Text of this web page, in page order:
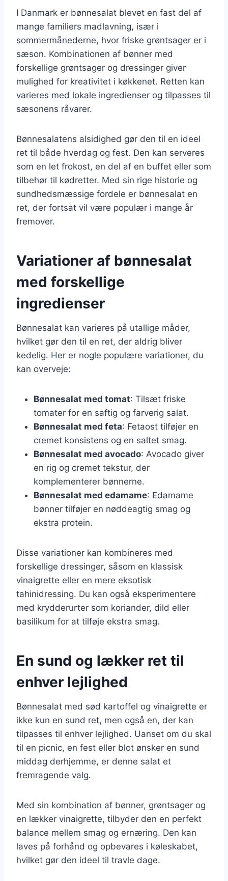
I Danmark er bønnesalat blevet en fast del af
mange familiers madlavning, især i
sommermånederne, hvor friske grøntsager er i
sæson. Kombinationen af bønner med
forskellige grøntsager og dressinger giver
mulighed for kreativitet i køkkenet. Retten kan
varieres med lokale ingredienser og tilpasses til
sæsonens råvarer.
Bønnesalatens alsidighed gør den til en ideel
ret til både hverdag og fest. Den kan serveres
som en let frokost, en del af en buffet eller som
tilbehør til kødretter. Med sin rige historie og
sundhedsmæssige fordele er bønnesalat en
ret, der fortsat vil være populær i mange år
fremover.
Variationer af bønnesalat
med forskellige
ingredienser
Bønnesalat kan varieres på utallige måder,
hvilket gør den til en ret, der aldrig bliver
kedelig. Her er nogle populære variationer, du
kan overveje:
Bønnesalat med tomat: Tilsæt friske
tomater for en saftig og farverig salat.
Bønnesalat med feta: Fetaost tilføjer en
cremet konsistens og en saltet smag.
Bønnesalat med avocado: Avocado giver
en rig og cremet tekstur, der
komplementerer bønnerne.
Bønnesalat med edamame: Edamame
bønner tilføjer en nøddeagtig smag og
ekstra protein.
Disse variationer kan kombineres med
forskellige dressinger, såsom en klassisk
vinaigrette eller en mere eksotisk
tahinidressing. Du kan også eksperimentere
med krydderurter som koriander, dild eller
basilikum for at tilføje ekstra smag.
En sund og lækker ret til
enhver lejlighed
Bønnesalat med sød kartoffel og vinaigrette er
ikke kun en sund ret, men også en, der kan
tilpasses til enhver lejlighed. Uanset om du skal
til en picnic, en fest eller blot ønsker en sund
middag derhjemme, er denne salat et
fremragende valg.
Med sin kombination af bønner, grøntsager og
en lækker vinaigrette, tilbyder den en perfekt
balance mellem smag og ernæring. Den kan
laves på forhånd og opbevares i køleskabet,
hvilket gør den ideel til travle dage.